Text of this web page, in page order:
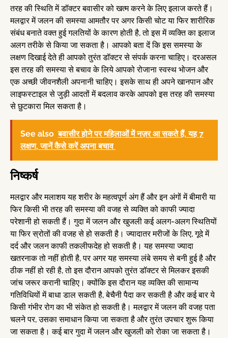
तरह की स्थिति में डॉक्टर बवासीर को खत्म करने के लिए इलाज करते हैं।
मलद्वार में जलन की समस्या आमतौर पर अगर किसी चोट या फिर शारीरिक
संबंध बनाते वक्त हुई गलतियों के कारण होती है, तो इस में व्यक्ति का इलाज
अलग तरीके से किया जा सकता है। आपको बता दें कि इस समस्या के
लक्षण दिखाई देते ही आपको तुरंत डॉक्टर से संपर्क करना चाहिए। दरअसल
इस तरह की समस्या से बचाव के लिये आपको रोजाना स्वस्थ भोजन और
एक अच्छी जीवनशैली अपनानी चाहिए। इसके साथ ही अपने खानपान और
लाइफस्टाइल से जुड़ी आदतों में बदलाव करके आपको इस तरह की समस्या
से छुटकारा मिल सकता है।
See also बवासीर होने पर महिलाओं में नज़र आ सकते हैं, यह 7
लक्षण, जानें कैसे करें अपना बचाव
निष्कर्ष
मलद्वार और मलाशय यह शरीर के महत्वपूर्ण अंग हैं और इन अंगों में बीमारी या
फिर किसी भी तरह की समस्या की वजह से व्यक्ति को काफी ज्यादा
परेशानी हो सकती हैं। गुदा में जलन और खुजली कई अलग-अलग स्थितियों
या फिर स्रोतों की वजह से हो सकती है। ज्यादातर मरीजों के लिए, गूदे में
दर्द और जलन काफी तकलीफदेह हो सकती है। यह समस्या ज्यादा
खतरनाक तो नहीं होती है, पर अगर यह समस्या लंबे समय से बनी हुई है और
ठीक नहीं हो रही है, तो इस दौरान आपको तुरंत डॉक्टर से मिलकर इसकी
जांच जरूर करानी चाहिए। क्योंकि इस दौरान यह व्यक्ति की सामान्य
गतिविधियों में बाधा डाल सकती है, बेचैनी पैदा कर सकती है और कई बार ये
किसी गंभीर रोग का भी संकेत हो सकती है। मलद्वार में जलन की वजह पता
चलने पर, उसका समाधान किया जा सकता है और तुरंत उपचार शुरू किया
जा सकता है। कई बार गुदा में जलन और खुजली को रोका जा सकता है।